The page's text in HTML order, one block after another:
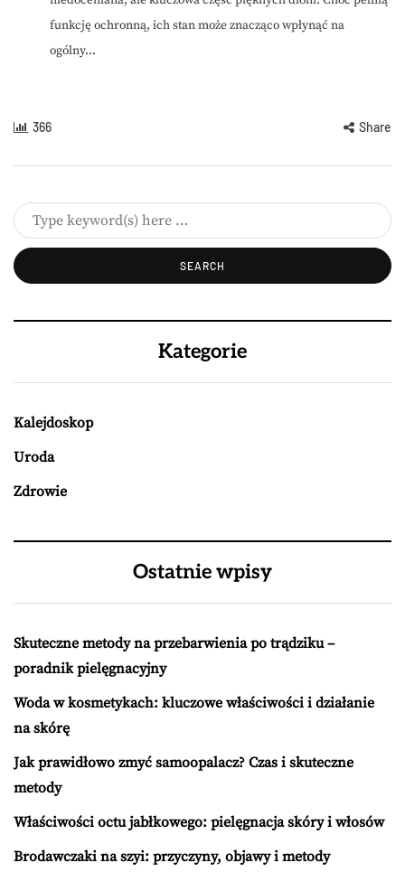
funkcję ochronną, ich stan może znacząco wpłynąć na
ogólny...
366 Share
Kategorie
Kalejdoskop
Uroda
Zdrowie
Ostatnie wpisy
Skuteczne metody na przebarwienia po trądziku –
poradnik pielęgnacyjny
Woda w kosmetykach: kluczowe właściwości i działanie
na skórę
Jak prawidłowo zmyć samoopalacz? Czas i skuteczne
metody
Właściwości octu jabłkowego: pielęgnacja skóry i włosów
Brodawczaki na szyi: przyczyny, objawy i metody